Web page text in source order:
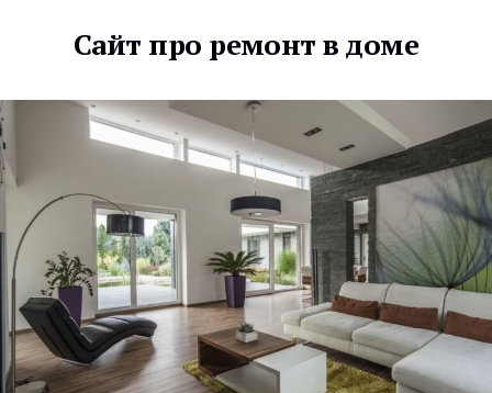
Сайт про ремонт в доме